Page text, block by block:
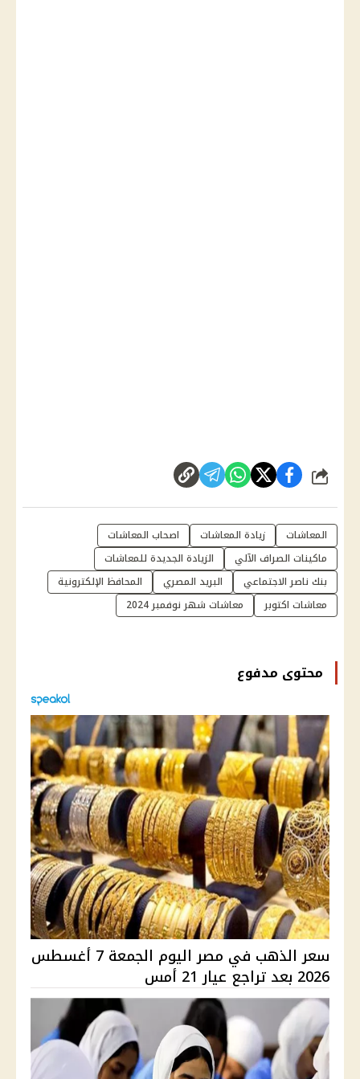
شارك
المعاشات زيادة المعاشات
اصحاب المعاشات
ماكينات الصراف الآلي
الزيادة الجديدة للمعاشات
بنك ناصر الاجتماعي
البريد المصري
المحافظ الإلكترونية
معاشات اكتوبر
معاشات شهر نوفمبر 2024
محتوى مدفوع
سعر الذهب في مصر اليوم الجمعة 7 أغسطس
2026 بعد تراجع عيار 21 أمس